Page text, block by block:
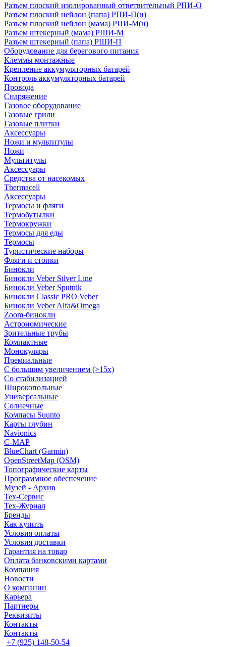
Разъем плоский изолированный ответвительный РПИ-О
Разъем плоский нейлон (папа) РПИ-П(н)
Разъем плоский нейлон (мама) РПИ-М(н)
Разъем штекерный (мама) РШИ-М
Разъем штекерный (папа) РШИ-П
Оборудование для берегового питания
Клеммы монтажные
Крепление аккумуляторных батарей
Контроль аккумуляторных батарей
Провода
Снаряжение
Газовое оборудование
Газовые грили
Газовые плитки
Аксессуары
Ножи и мультитулы
Ножи
Мультитулы
Аксессуары
Средства от насекомых
Thermacell
Аксессуары
Термосы и фляги
Термобутылки
Термокружки
Термосы для еды
Термосы
Туристические наборы
Фляги и стопки
Бинокли
Бинокли Veber Silver Line
Бинокли Veber Sputnik
Бинокли Classic PRO Veber
Бинокли Veber Alfa&Omega
Zoom-бинокли
Астрономические
Зрительные трубы
Компактные
Монокуляры
Премиальные
С большим увеличением (>15x)
Со стабилизацией
Широкопольные
Универсальные
Солнечные
Компасы Suunto
Карты глубин
Navionics
C-MAP
BlueChart (Garmin)
OpenStreetMap (OSM)
Топографические карты
Программное обеспечение
Музей - Архив
Tex-Сервис
Тех-Журнал
Бренды
Как купить
Условия оплаты
Условия доставки
Гарантия на товар
Оплата банковскими картами
Компания
Новости
О компании
Карьера
Партнеры
Реквизиты
Контакты
Контакты
+7 (925) 148-50-54